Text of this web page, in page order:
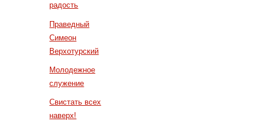
радость
Праведный
Симеон
Верхотурский
Молодежное
служение
Свистать всех
наверх!